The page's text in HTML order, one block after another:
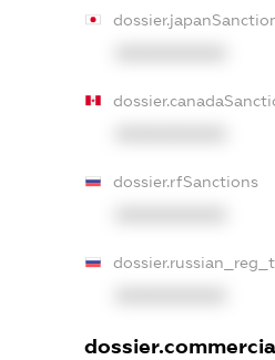
dossier.rfSanctions